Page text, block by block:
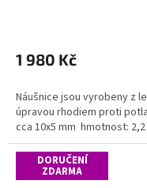
1 980 Kč
Náušnice jsou vyrobeny z
úpravou rhodiem proti
cca 10x5 mm hmotnost:
DORUČENÍ
ZDARMA